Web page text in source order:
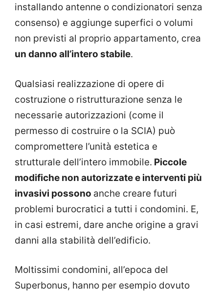
installando antenne o condizionatori senza
consenso) e aggiunge superfici o volumi
non previsti al proprio appartamento, crea
un danno all’intero stabile.
Qualsiasi realizzazione di opere di
costruzione o ristrutturazione senza le
necessarie autorizzazioni (come il
permesso di costruire o la SCIA) può
compromettere l’unità estetica e
strutturale dell’intero immobile. Piccole
modifiche non autorizzate e interventi più
invasivi possono anche creare futuri
problemi burocratici a tutti i condomini. E,
in casi estremi, dare anche origine a gravi
danni alla stabilità dell’edificio.
Moltissimi condomini, all’epoca del
Superbonus, hanno per esempio dovuto